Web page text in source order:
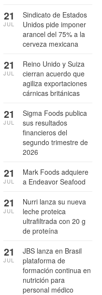
Sindicato de Estados
Unidos pide imponer
arancel del 75% a la
cerveza mexicana
21
JUL
Reino Unido y Suiza
cierran acuerdo que
agiliza exportaciones
cárnicas británicas
21
JUL
Sigma Foods publica
sus resultados
financieros del
segundo trimestre de
2026
21
JUL
Mark Foods adquiere
a Endeavor Seafood
21
JUL
Nurri lanza su nueva
leche proteica
ultrafiltrada con 20 g
de proteína
21
JUL
JBS lanza en Brasil
plataforma de
formación continua en
nutrición para
personal médico
21
JUL